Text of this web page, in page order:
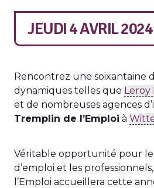
JEUDI 4 AVRIL
Rencontrez une soixantaine
dynamiques telles que Leroy
et de nombreuses agences
Tremplin de l’Emploi à
Véritable opportunité pour
d’emploi et les
l’Emploi accueillera cette